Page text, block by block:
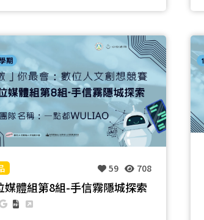
59 708
媒體組第8組-手信霧隱城探索